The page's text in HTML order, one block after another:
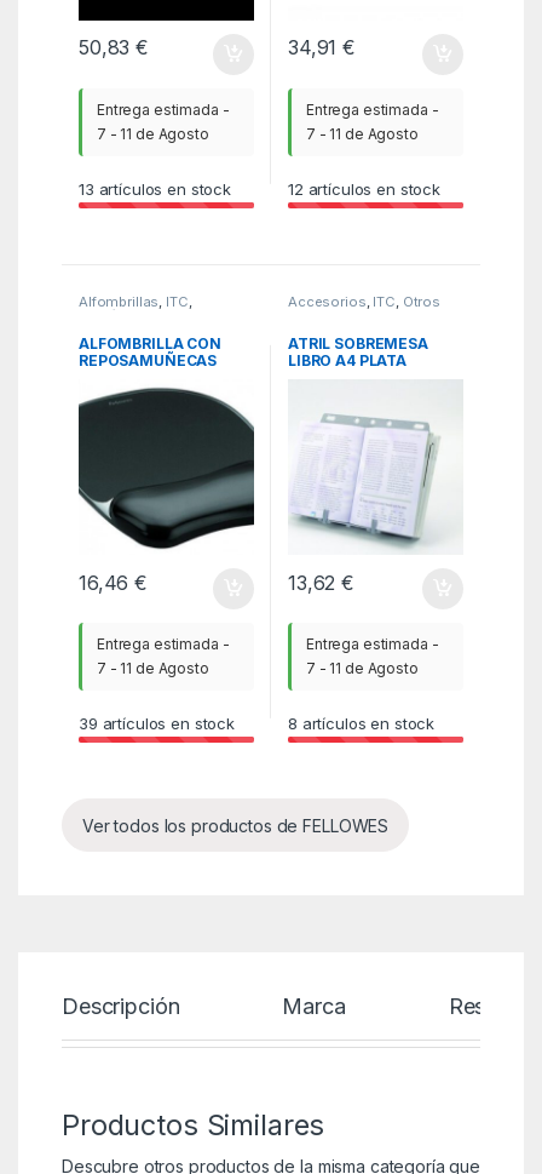
50,83€
Entrega estimada -
7 - 11 de Agosto
13 artículos en stock
34,91€
Entrega estimada -
7 - 11 de Agosto
12 artículos en stock
Alfombrillas, ITC,
Periféricos
ALFOMBRILLA CON
REPOSAMUÑECAS
FELLOWES 9112101
16,46€
Entrega estimada -
7 - 11 de Agosto
39 artículos en stock
Accesorios, ITC, Otros
ATRIL SOBREMESA
LIBRO A4 PLATA
13,62€
Entrega estimada -
7 - 11 de Agosto
8 artículos en stock
Ver todos los productos de FELLOWES
Descripción Marca Reseñas
Productos Similares
Descubre otros productos de la misma categoría que